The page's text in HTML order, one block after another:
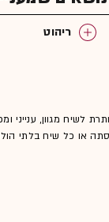
ריהוט
לשיח מגוון, ענייני
או כל שיח בלתי